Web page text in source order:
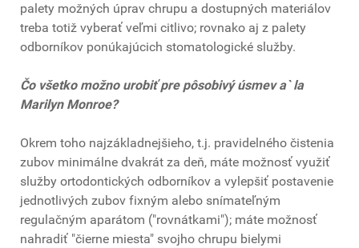
palety možných úprav chrupu a dostupných materiálov
treba totiž vyberať veľmi citlivo; rovnako aj z palety
odborníkov ponúkajúcich stomatologické služby.
Čo všetko možno urobiť pre pôsobivý úsmev a` la
Marilyn Monroe?
Okrem toho najzákladnejšieho, t.j. pravidelného čistenia
zubov minimálne dvakrát za deň, máte možnosť využiť
služby ortodontických odborníkov a vylepšiť postavenie
jednotlivých zubov fixným alebo snímateľným
regulačným aparátom ("rovnátkami"); máte možnosť
nahradiť "čierne miesta" svojho chrupu bielymi